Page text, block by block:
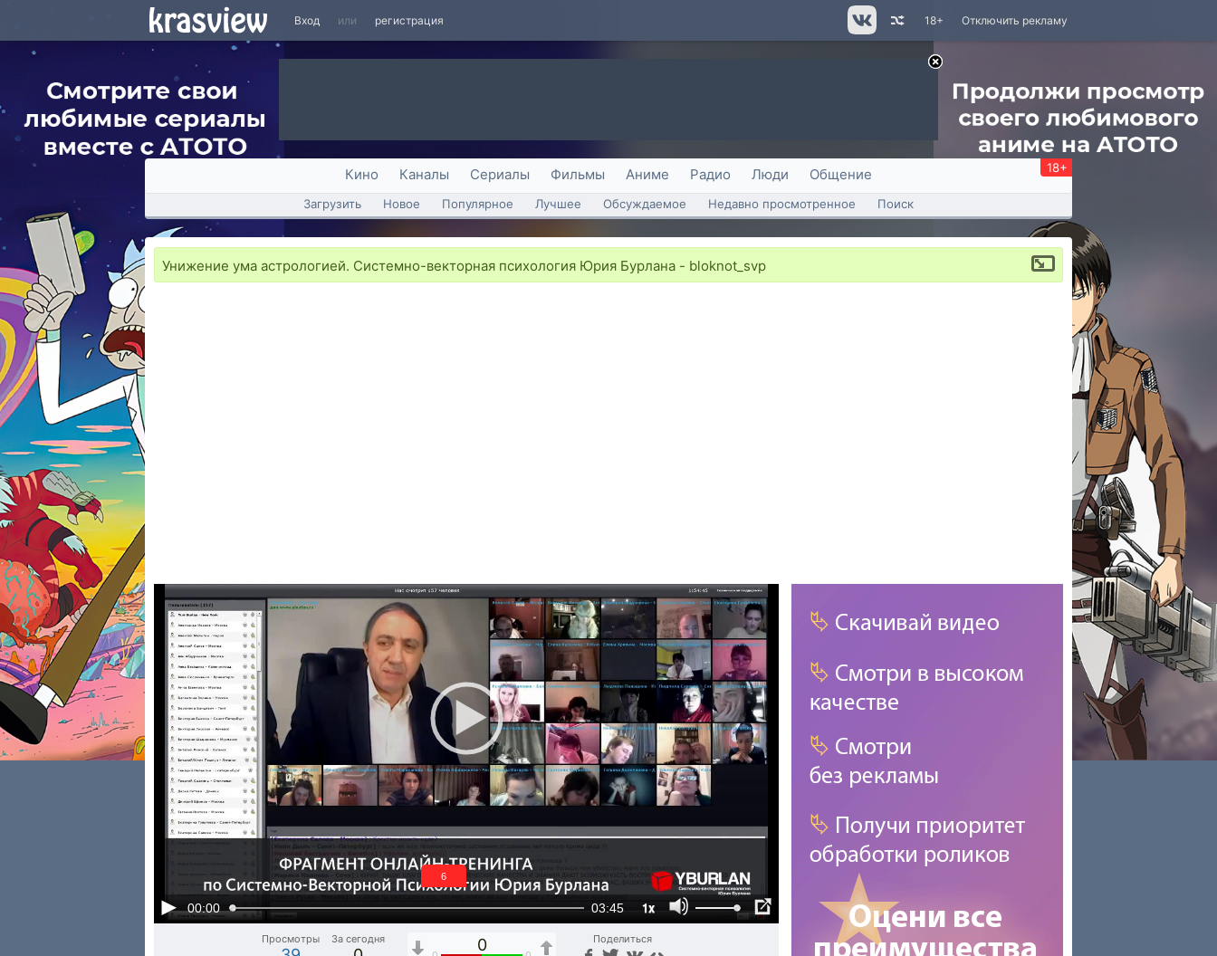
Вход или регистрация Отключить рекламу
18+
Кино Каналы Сериалы Фильмы Аниме Радио Люди Общение 18+
Загрузить Новое Популярное Лучшее Обсуждаемое Недавно просмотренное Поиск
Унижение ума астрологией. Системно-векторная психология Юрия Бурлана - bloknot_svp
00:00 03:45 1x
6
Просмотры За сегодня 0 Поделиться